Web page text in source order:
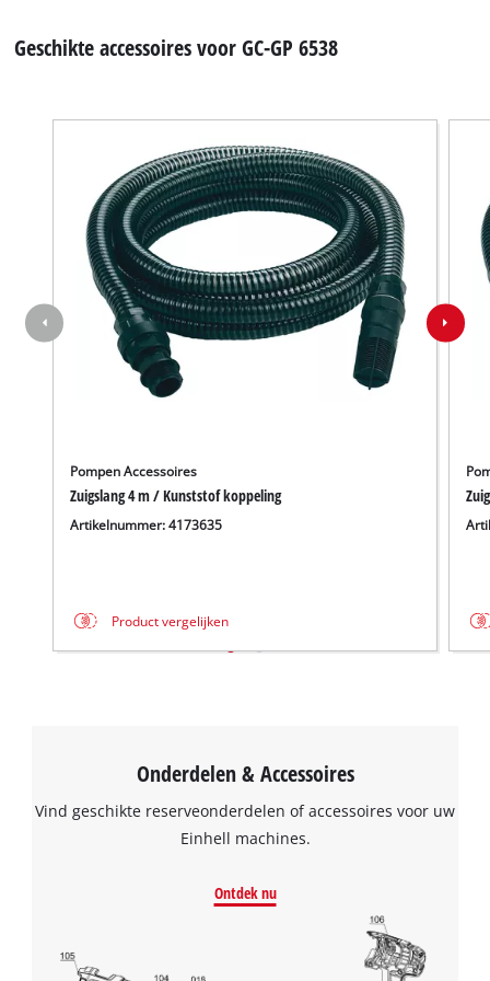
Geschikte accessoires voor GC-GP 6538
Pompen Accessoires
Zuigslang 4 m / Kunststof koppeling
Artikelnummer: 4173635
Product vergelijken
Onderdelen & Accessoires
Vind geschikte reserveonderdelen of accessoires voor uw
Einhell machines.
Ontdek nu